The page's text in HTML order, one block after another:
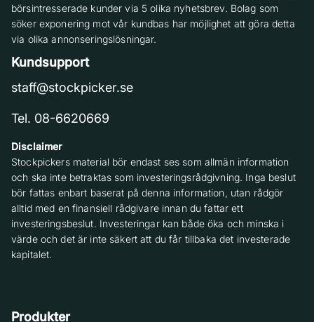
börsintresserade kunder via 5 olika nyhetsbrev. Bolag som
söker exponering mot vår kundbas har möjlighet att göra detta
via olika annonseringslösningar.
Kundsupport
staff@stockpicker.se
Tel. 08-6620669
Disclaimer
Stockpickers material bör endast ses som allmän information
och ska inte betraktas som investeringsrådgivning. Inga beslut
bör fattas enbart baserat på denna information, utan rådgör
alltid med en finansiell rådgivare innan du fattar ett
investeringsbeslut. Investeringar kan både öka och minska i
värde och det är inte säkert att du får tillbaka det investerade
kapitalet.
Produkter